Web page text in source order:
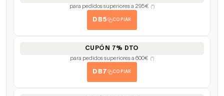
para pedidos superiores a 295€ (*)
DB5 COPIAR
CUPÓN 7% DTO
para pedidos superiores a 600€ (*)
DB7 COPIAR